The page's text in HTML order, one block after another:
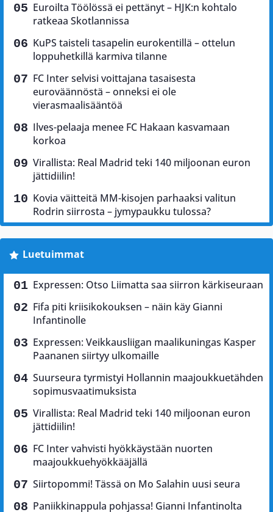
Euroilta Töölössä ei pettänyt – HJK:n kohtalo
ratkeaa Skotlannissa
KuPS taisteli tasapelin eurokentillä – ottelun
loppuhetkillä karmiva tilanne
FC Inter selvisi voittajana tasaisesta
euroväännöstä – onneksi ei ole
vierasmaalisääntöä
Ilves-pelaaja menee FC Hakaan kasvamaan
korkoa
Virallista: Real Madrid teki 140 miljoonan euron
jättidiilin!
Kovia väitteitä MM-kisojen parhaaksi valitun
Rodrin siirrosta – jymypaukku tulossa?
Luetuimmat
Expressen: Otso Liimatta saa siirron kärkiseuraan
Fifa piti kriisikokouksen – näin käy Gianni
Infantinolle
Expressen: Veikkausliigan maalikuningas Kasper
Paananen siirtyy ulkomaille
Suurseura tyrmistyi Hollannin maajoukkuetähden
sopimusvaatimuksista
Virallista: Real Madrid teki 140 miljoonan euron
jättidiilin!
FC Inter vahvisti hyökkäystään nuorten
maajoukkuehyökkääjällä
Siirtopommi! Tässä on Mo Salahin uusi seura
Paniikkinappula pohjassa! Gianni Infantinolta